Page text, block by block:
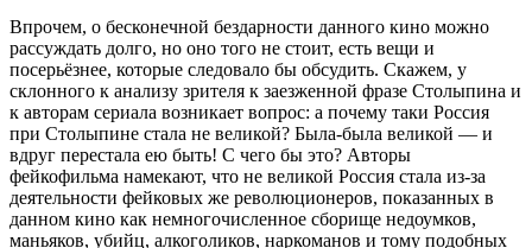
Впрочем, о бесконечной бездарности данного кино можно
рассуждать долго, но оно того не стоит, есть вещи и
посерьёзнее, которые следовало бы обсудить. Скажем, у
склонного к анализу зрителя к заезженной фразе Столыпина и
к авторам сериала возникает вопрос: а почему таки Россия
при Столыпине стала не великой? Была-была великой — и
вдруг перестала ею быть! С чего бы это? Авторы
фейкофильма намекают, что не великой Россия стала из-за
деятельности фейковых же революционеров, показанных в
данном кино как немногочисленное сборище недоумков,
маньяков, убийц, алкоголиков, наркоманов и тому подобных